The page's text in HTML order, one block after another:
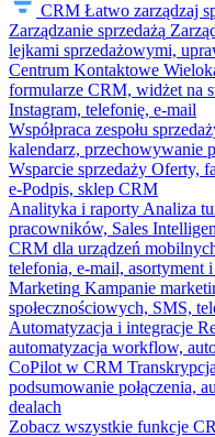
CRM Łatwo zarządzaj
Zarządzanie sprzedażą
lejkami sprzedażowymi,
Centrum Kontaktowe
formularze CRM, widżet na
Instagram, telefonię, e-mail
Współpraca zespołu
kalendarz, przechowywanie
Wsparcie sprzedaży Oferty,
e-Podpis, sklep CRM
Analityka i raporty Analiza
pracowników, Sales
CRM dla urządzeń
telefonia, e-mail, asortyment
Marketing Kampanie
społecznościowych, SMS,
Automatyzacja i integracje
automatyzacja workflow,
CoPilot w CRM
podsumowanie połączenia,
dealach
Zobacz wszystkie funkcje